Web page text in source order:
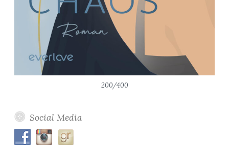
200/400
Social Media